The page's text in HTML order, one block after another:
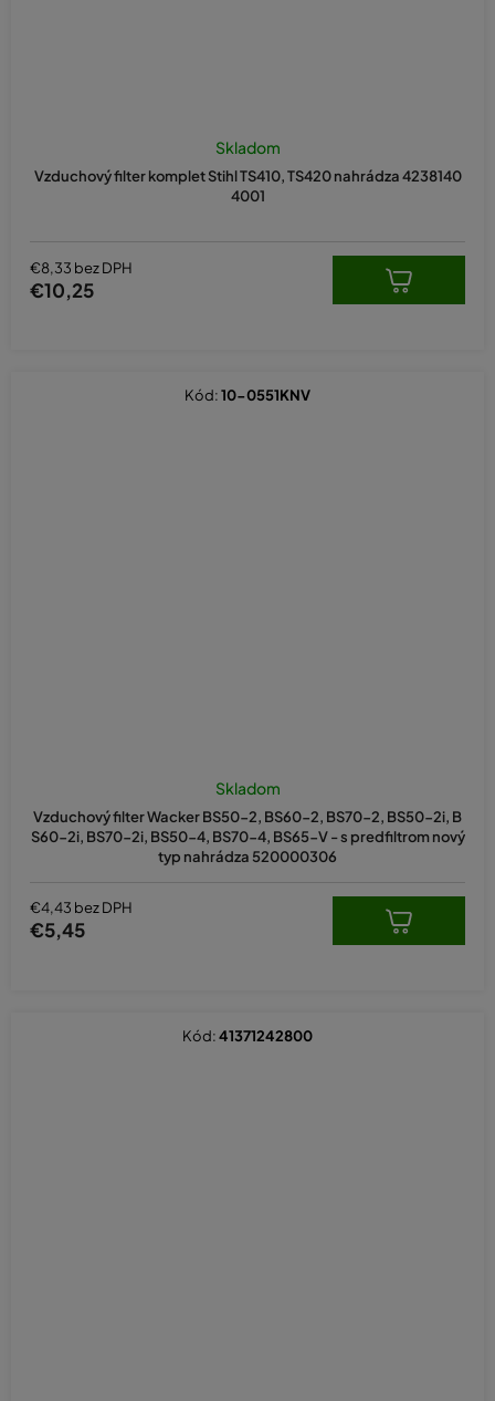
Vzduchový filter komplet Stihl TS410, TS420 nahrádza 4238140
4001
Skladom
€8,33 bez DPH
€10,25
Vzduchový filter Wacker BS50-2, BS60-2, BS70-2, BS50-2i, B
S60-2i, BS70-2i, BS50-4, BS70-4, BS65-V - s predfiltrom nový
typ nahrádza 520000306
Skladom
€4,43 bez DPH
€5,45
Kód:10-0551KNV
Kód:41371242800